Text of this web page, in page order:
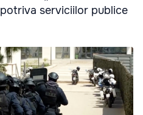
serviciilor publice